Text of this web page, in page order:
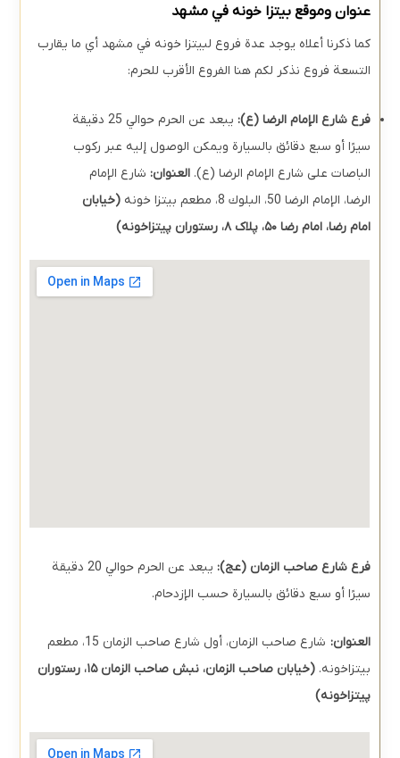
عنوان وموقع بيتزا خونه في مشهد
کما ذكرنا أعلاه يوجد عدة فروع لبيتزا خونه في مشهد أي ما يقارب
التسعة فروع نذكر لكم هنا الفروع الأقرب للحرم:
فرع شارع الإمام الرضا (ع):
يبعد عن الحرم حوالي 25 دقيقة
سيرًا أو سبع دقائق بالسيارة ويمكن الوصول إليه عبر ركوب
الباصات على شارع الإمام الرضا (ع).العنوان: شارع الإمام
الرضا، الإمام الرضا 50، البلوك 8، مطعم بيتزا خونه
(خیابان
امام رضا، امام رضا ۵۰، پلاک ۸، رستوران پیتزاخونه)
فرع شارع صاحب الزمان (عج):
يبعد عن الحرم حوالي 20 دقيقة
سيرًا أو سبع دقائق بالسيارة حسب الإزدحام.
العنوان:
شارع صاحب الزمان، أول شارع صاحب الزمان 15، مطعم
بيتزاخونه.
(خیابان صاحب الزمان، نبش صاحب الزمان ۱۵، رستوران
پیتزاخونه)